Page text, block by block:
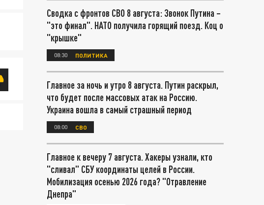
Сводка с фронтов СВО 8 августа: Звонок Путина –
"это финал". НАТО получила горящий поезд. Коц о
"крышке"
08:30 ПОЛИТИКА
Главное за ночь и утро 8 августа. Путин раскрыл,
что будет после массовых атак на Россию.
Украина вошла в самый страшный период
08:00 СВО
Главное к вечеру 7 августа. Хакеры узнали, кто
"сливал" СБУ координаты целей в России.
Мобилизация осенью 2026 года? "Отравление
Днепра"